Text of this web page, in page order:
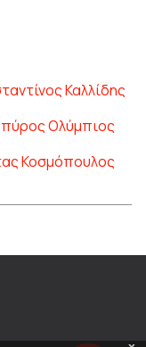
Καλλίδης
Ολύμπιος
Κοσμόπουλος